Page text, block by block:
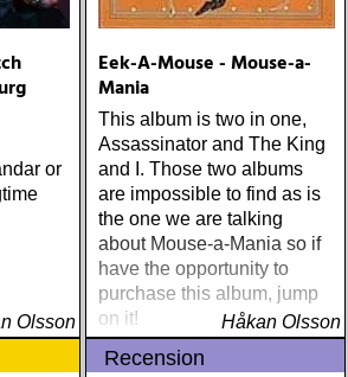
or
Olsson
Eek-A-Mouse - Mouse-a-
Mania
This album is two in one,
Assassinator and The King
and I. Those two albums
are impossible to find as is
the one we are talking
about Mouse-a-Mania so if
have the opportunity to
purchase this album, jump
on it!
Håkan Olsson
Recension